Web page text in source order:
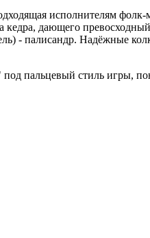
исполнителям
дающего
- палисандр. Надёжные
под пальцевый стиль игры,